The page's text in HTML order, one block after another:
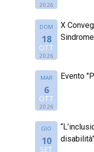
2026
DOM
18
OTT
2026
X
MAR
6
OTT
2026
Evento
GIO
10
SET